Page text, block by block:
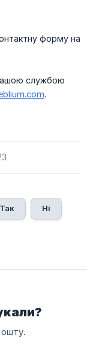
форму на
службою
.
Так Ні